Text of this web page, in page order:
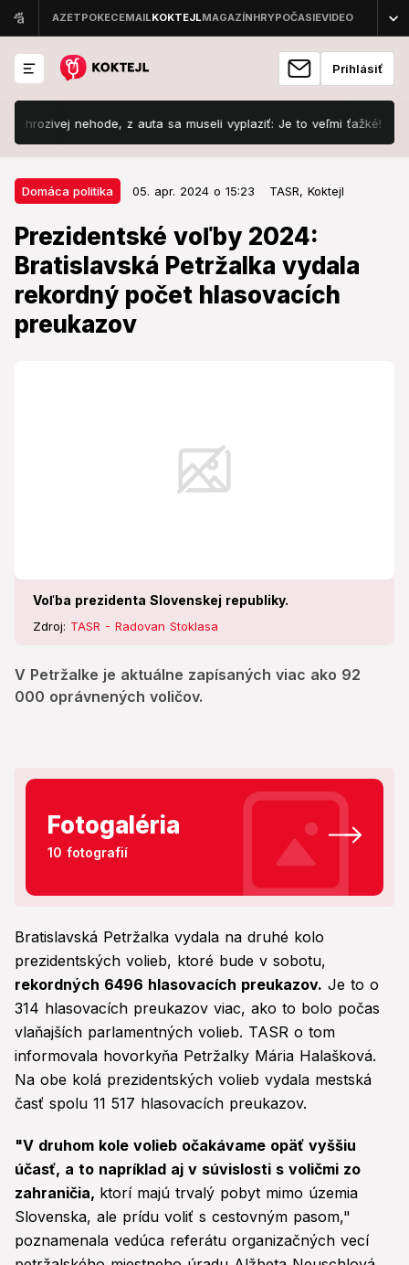
Prihlásiť
nehode, z auta sa museli vyplaziť: Je to veľmi ťažké!
Domáca politika 05. apr. 2024 o 15:23 TASR, Koktejl
Prezidentské voľby 2024:
Bratislavská Petržalka vydala
rekordný počet hlasovacích
preukazov
Voľba prezidenta Slovenskej republiky.
Zdroj: TASR - Radovan Stoklasa
V Petržalke je aktuálne zapísaných viac ako 92
000 oprávnených voličov.
Domáca politika 05. apr. 2024 o 15:23
Prezidentské voľby 2024:
Bratislavská Petržalka vydala
rekordný počet hlasovacích
preukazov
Fotogaléria
10 fotografií
Bratislavská Petržalka vydala na druhé kolo
prezidentských volieb, ktoré bude v sobotu,
rekordných 6496 hlasovacích preukazov. Je to o
314 hlasovacích preukazov viac, ako to bolo počas
vlaňajších parlamentných volieb. TASR o tom
informovala hovorkyňa Petržalky Mária Halašková.
Na obe kolá prezidentských volieb vydala mestská
časť spolu 11 517 hlasovacích preukazov.
"V druhom kole volieb očakávame opäť vyššiu
účasť, a to napríklad aj v súvislosti s voličmi zo
zahraničia, ktorí majú trvalý pobyt mimo územia
Slovenska, ale prídu voliť s cestovným pasom,"
poznamenala vedúca referátu organizačných vecí